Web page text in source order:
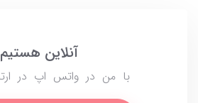
آنلاین هستیم
با من در واتس اپ در